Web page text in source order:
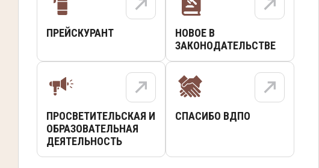
ПРЕЙСКУРАНТ
НОВОЕ В
ЗАКОНОДАТЕЛЬСТВЕ
ПРОСВЕТИТЕЛЬСКАЯ И
ОБРАЗОВАТЕЛЬНАЯ
ДЕЯТЕЛЬНОСТЬ
СПАСИБО ВДПО